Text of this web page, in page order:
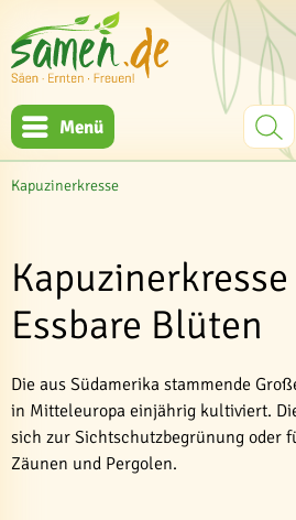
Menü
Kapuzinerkresse
Essbare Blüten
Die aus Südamerika stammende
in Mitteleuropa einjährig kultiviert.
sich zur Sichtschutzbegrünung oder
Zäunen und Pergolen.